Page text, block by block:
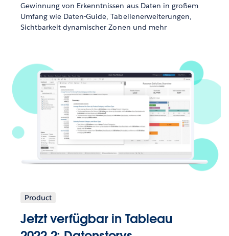
Gewinnung von Erkenntnissen aus Daten in großem
Umfang wie Daten-Guide, Tabellenerweiterungen,
Sichtbarkeit dynamischer Zonen und mehr
Product
Jetzt verfügbar in Tableau